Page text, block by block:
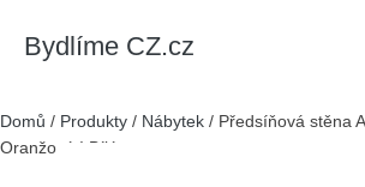
Bydlíme CZ.cz
Domů / Produkty / Nábytek / Předsíňová stěna
Oranžová I Bílá